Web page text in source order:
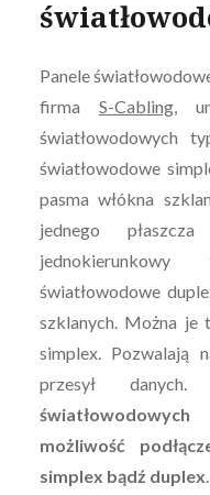
Panele
firma S-Cabling,
światłowodowych
światłowodowe
pasma włókna
jednego płaszcza
światłowodowe
szklanych. Można
simplex. Pozwalają
przesył danych.
możliwość
simplex bądź duplex